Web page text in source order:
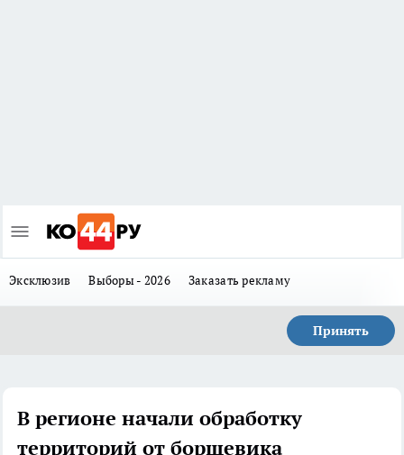
Эксклюзив Выборы - 2026 Заказать рекламу
Принять
В регионе начали обработку
территорий от борщевика